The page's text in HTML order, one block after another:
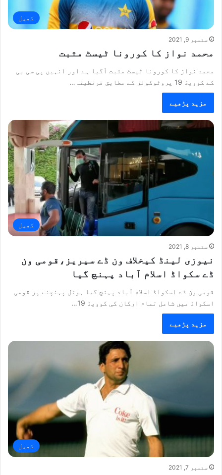
کھیل
ستمبر 9, 2021
محمد نواز کا کورونا ٹیسٹ مثبت
محمد نواز کا کورونا ٹیسٹ مثبت آگیا ہے اور انہیں پی سی بی
کے کوویڈ 19 پروٹوکولز کے مطابق قرنطینہ…
مزید پڑھیے
کھیل
ستمبر 8, 2021
نیوزی لینڈ کیخلاف ون ڈے سیریز،قومی ون
ڈے سکواڈ اسلام آباد پہنچ گیا
قومی ون ڈے اسکواڈ اسلام آباد پہنچ گیا ہوٹل پہنچنے پر قومی
اسکواڈ میں شامل تمام ارکان کی کوویڈ 19…
مزید پڑھیے
کھیل
ستمبر 7, 2021